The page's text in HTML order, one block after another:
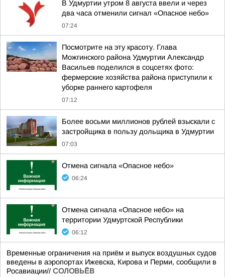
В Удмуртии утром 8 августа ввели и через
два часа отменили сигнал «Опасное небо»
07:24
Посмотрите на эту красоту. Глава
Можгинского района Удмуртии Александр
Васильев поделился в соцсетях фото:
фермерские хозяйства района приступили к
уборке раннего картофеля
07:12
Более восьми миллионов рублей взыскали с
застройщика в пользу дольщика в Удмуртии
07:03
Отмена сигнала «Опасное небо»
06:24
Отмена сигнала «Опасное небо» на
территории Удмуртской Республики
06:12
Временные ограничения на приём и выпуск воздушных судов
введены в аэропортах Ижевска, Кирова и Перми, сообщили в
Росавиации// СОЛОВЬЁВ